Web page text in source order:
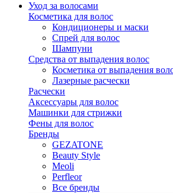
Уход за волосами
Косметика для волос
Кондиционеры и маски
Спрей для волос
Шампуни
Средства от выпадения волос
Косметика от выпадения
Лазерные расчески
Расчески
Аксессуары для волос
Машинки для стрижки
Фены для волос
Бренды
GEZATONE
Beauty Style
Meoli
Perfleor
Все бренды